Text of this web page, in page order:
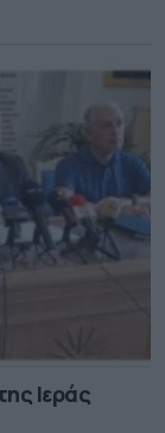
Ιεράς